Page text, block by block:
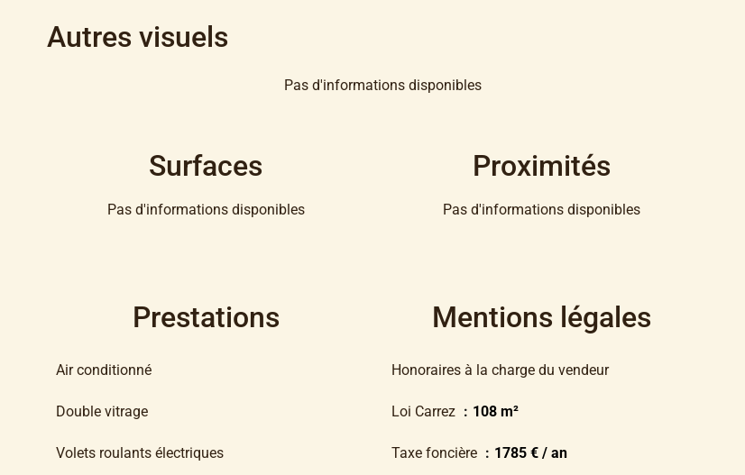
Autres visuels
Pas d'informations disponibles
Surfaces
Pas d'informations disponibles
Proximités
Pas d'informations disponibles
Prestations
Air conditionné
Double vitrage
Volets roulants électriques
Mentions légales
Honoraires à la charge du vendeur
Loi Carrez 108 m²
Taxe foncière 1785 € / an